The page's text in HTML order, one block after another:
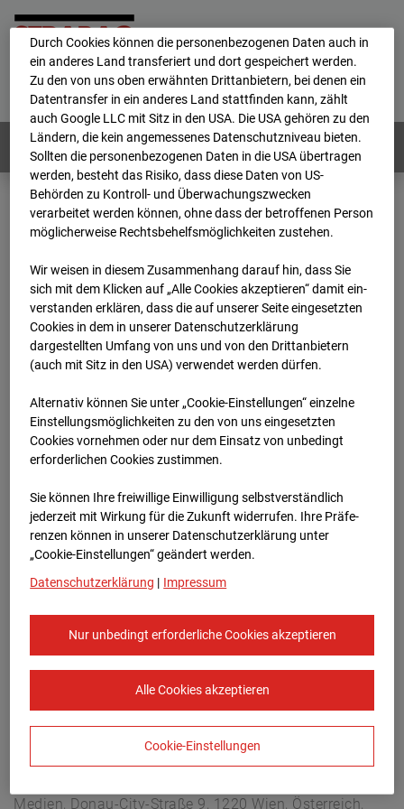
Home E-Mail Impressum
Login
Deutsch / English
Webcams: Alle Länder
Home
Deutschland
BC-132 - BV-Ausbau Bonatzbau -Cam9
Archiv
2026 07 08 07:30
BC-132 - BV-Ausbau
Bonatzbau -Cam9
Arnulf Klett Platz, 70173 Stuttgart
Zur Übersicht
Europe/Berlin
Medien, Donau-City-Straße 9, 1220 Wien, Österreich,
Durch Cookies können die personenbezogenen Daten auch in
ein anderes Land transferiert und dort gespeichert werden.
Zu den von uns oben erwähnten Drittanbietern, bei denen ein
Datentransfer in ein anderes Land stattfinden kann, zählt
auch Google LLC mit Sitz in den USA. Die USA gehören zu den
Ländern, die kein angemessenes Datenschutzniveau bieten.
Sollten die personenbezogenen Daten in die USA übertragen
werden, besteht das Risiko, dass diese Daten von US-
Behörden zu Kontroll- und Überwachungszwecken
verarbeitet werden können, ohne dass der betroffenen Person
möglicherweise Rechtsbehelfsmöglichkeiten zustehen.
Wir weisen in diesem Zusammenhang darauf hin, dass Sie
sich mit dem Klicken auf „Alle Cookies akzeptieren“ damit ein­
ver­standen erklären, dass die auf unserer Seite eingesetzten
Cookies in dem in unserer Datenschutzerklärung
dargestellten Umfang von uns und von den Drittanbietern
(auch mit Sitz in den USA) verwendet werden dürfen.
Alternativ können Sie unter „Cookie-Einstellungen“ einzelne
Einstellungsmöglichkeiten zu den von uns eingesetzten
Cookies vornehmen oder nur dem Einsatz von unbedingt
erforderlichen Cookies zustimmen.
Sie können Ihre freiwillige Einwilligung selbstverständlich
jederzeit mit Wirkung für die Zukunft widerrufen. Ihre Prä­fe­
renzen können in unserer Datenschutzerklärung unter
„Cookie-Einstellungen“ geändert werden.
Datenschutzerklärung | Impressum
Nur unbedingt erforderliche Cookies akzeptieren
Alle Cookies akzeptieren
Cookie-Einstellungen